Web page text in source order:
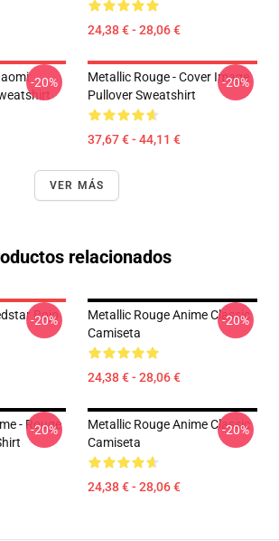
24,38 € - 28,06 €
-20%
Metallic Rouge - Cover Image
Pullover Sweatshirt
37,67 € - 44,11 €
-20%
VER MÁS
relacionados
Rojo
-20%
Metallic Rouge Anime Classic
Camiseta
24,38 € - 28,06 €
-20%
- Rouge
-20%
Metallic Rouge Anime Classic
Camiseta
24,38 € - 28,06 €
-20%